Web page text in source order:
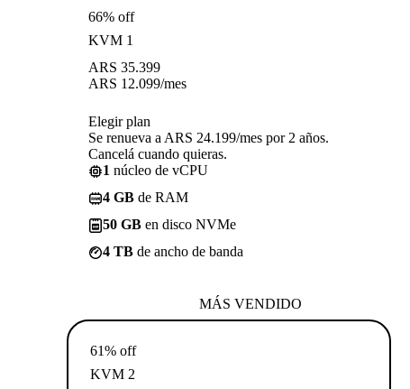
66% off
KVM 1
ARS 35.399
ARS 12.099/mes
Elegir plan
Se renueva a ARS 24.199/mes por 2 años.
Cancelá cuando quieras.
1 núcleo de vCPU
4 GB de RAM
50 GB en disco NVMe
4 TB de ancho de banda
MÁS VENDIDO
61% off
KVM 2